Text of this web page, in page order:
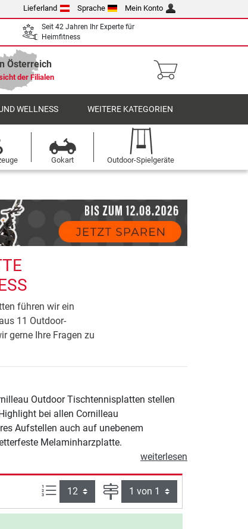
Lieferland Sprache Mein Konto
Seit 42 Jahren Ihr Experte für
Heimfitness
Österreich
der Filialen
WELLNESS WEITERE KATEGORIEN
Gokart Outdoor-Spielgeräte
führen wir ein
11 Outdoor-
gerne Ihre Fragen zu
Outdoor Tischtennisplatten stellen
bei allen Cornilleau
Aufstellen auch auf unebenem
Melaminharzplatte.
weiterlesen
Artikel pro Seite: Seite